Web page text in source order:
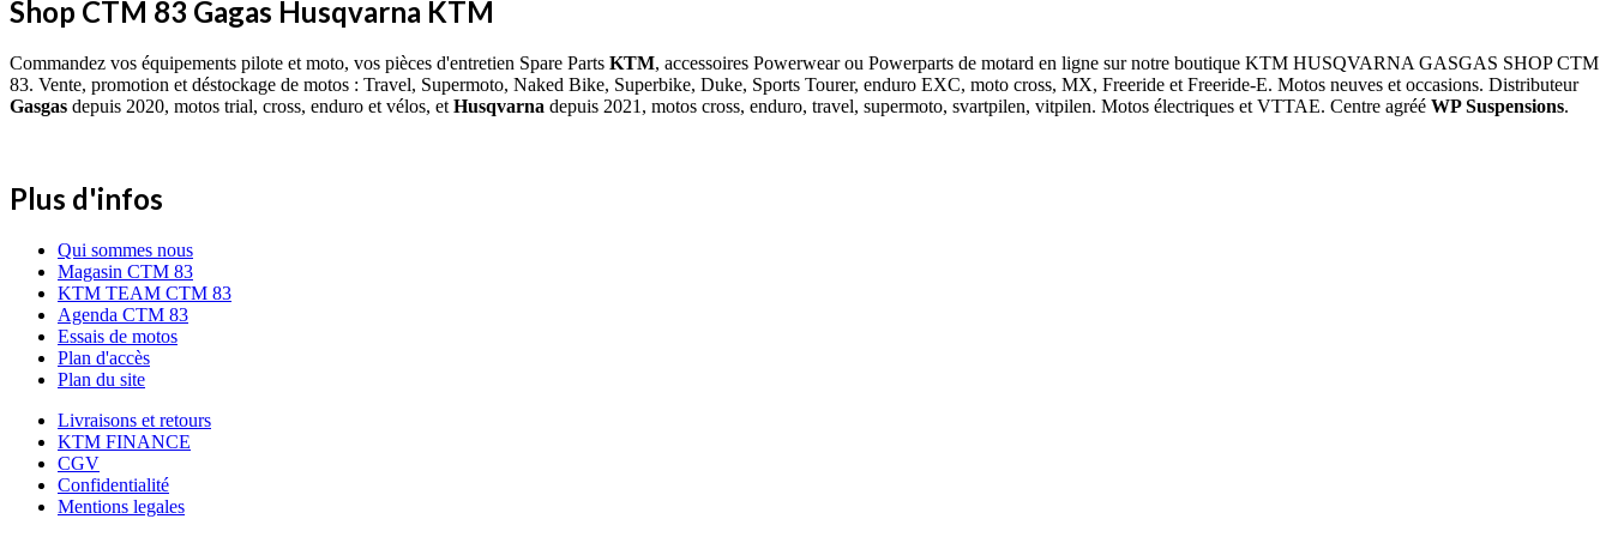
Shop CTM 83 Gagas Husqvarna KTM
Commandez vos équipements pilote et moto, vos pièces d'entretien Spare Parts KTM, accessoires Powerwear ou Powerparts de motard en ligne sur notre boutique KTM HUSQVARNA GASGAS SHOP CTM
83. Vente, promotion et déstockage de motos : Travel, Supermoto, Naked Bike, Superbike, Duke, Sports Tourer, enduro EXC, moto cross, MX, Freeride et Freeride-E. Motos neuves et occasions. Distributeur
Gasgas depuis 2020, motos trial, cross, enduro et vélos, et Husqvarna depuis 2021, motos cross, enduro, travel, supermoto, svartpilen, vitpilen. Motos électriques et VTTAE. Centre agréé WP Suspensions.
Plus d'infos
Qui sommes nous
Magasin CTM 83
KTM TEAM CTM 83
Agenda CTM 83
Essais de motos
Plan d'accès
Plan du site
Livraisons et retours
KTM FINANCE
CGV
Confidentialité
Mentions legales